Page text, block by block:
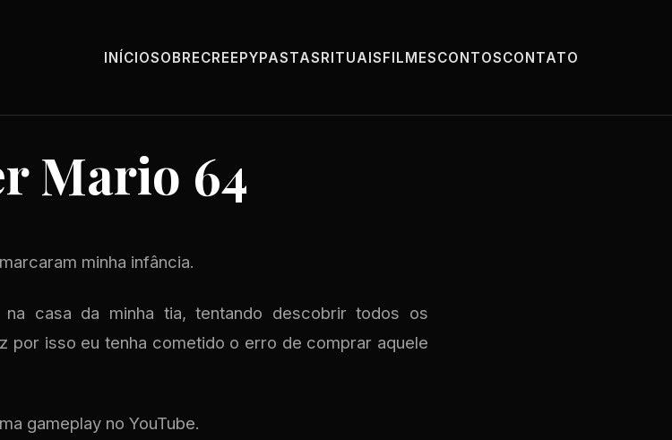
INÍCIOSOBRECREEPYPASTASRITUAISFILMESCONTOSCONTATO
Mario 64
minha infância.
na casa da minha tia, tentando descobrir todos os
por isso eu tenha cometido o erro de comprar aquele
gameplay no YouTube.